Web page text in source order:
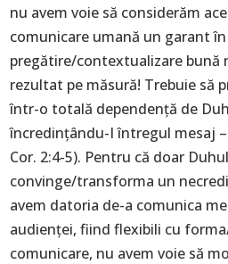
nu avem voie să considerăm
comunicare umană un garant în
pregătire/contextualizare bună
rezultat pe măsură! Trebuie să
într-o totală dependență de
încredințându-I întregul mesaj
Cor. 2:4-5). Pentru că doar
convinge/transforma un
avem datoria de-a comunica
audienței, fiind flexibili cu
comunicare, nu avem voie să